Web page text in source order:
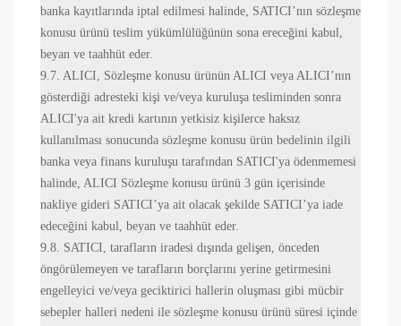
banka kayıtlarında iptal edilmesi halinde, SATICI’nın sözleşme
konusu ürünü teslim yükümlülüğünün sona ereceğini kabul,
beyan ve taahhüt eder.
9.7. ALICI, Sözleşme konusu ürünün ALICI veya ALICI’nın
gösterdiği adresteki kişi ve/veya kuruluşa tesliminden sonra
ALICI'ya ait kredi kartının yetkisiz kişilerce haksız
kullanılması sonucunda sözleşme konusu ürün bedelinin ilgili
banka veya finans kuruluşu tarafından SATICI'ya ödenmemesi
halinde, ALICI Sözleşme konusu ürünü 3 gün içerisinde
nakliye gideri SATICI’ya ait olacak şekilde SATICI’ya iade
edeceğini kabul, beyan ve taahhüt eder.
9.8. SATICI, tarafların iradesi dışında gelişen, önceden
öngörülemeyen ve tarafların borçlarını yerine getirmesini
engelleyici ve/veya geciktirici hallerin oluşması gibi mücbir
sebepler halleri nedeni ile sözleşme konusu ürünü süresi içinde